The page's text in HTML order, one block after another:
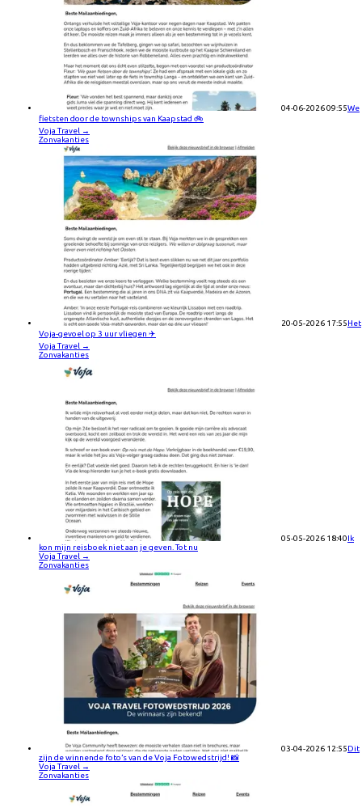
04-06-2026 09:55We
fietsten door de townships van Kaapstad 🚲
Voja Travel →
Zonvakanties
20-05-2026 17:55Het
Voja-gevoel op 3 uur vliegen ✈️
Voja Travel →
Zonvakanties
05-05-2026 18:40Ik
kon mijn reisboek niet aan je geven. Tot nu
Voja Travel →
Zonvakanties
03-04-2026 12:55Dit
zijn de winnende foto’s van de Voja Fotowedstrijd! 📸
Voja Travel →
Zonvakanties